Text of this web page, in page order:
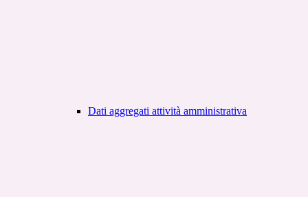
Dati aggregati attività amministrativa